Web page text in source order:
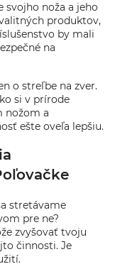
noža a jeho
produktov,
by mali
na
o streľbe na zver.
si v prírode
nožom a
ešte oveľa lepšiu.
stretávame
pre ne?
zvyšovať tvoju
činnosti. Je